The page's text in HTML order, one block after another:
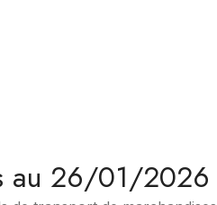
au 26/01/2026